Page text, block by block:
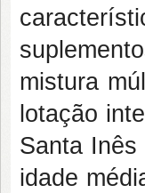
mistura
lotação
Santa
idade